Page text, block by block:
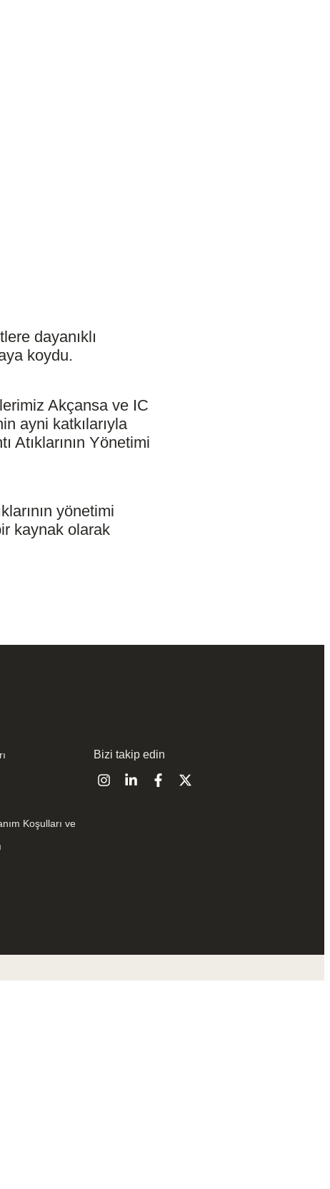
dayanıklı
koydu.
Akçansa ve IC
ayni katkılarıyla
Atıklarının Yönetimi
yönetimi
kaynak olarak
Koşulları ve
Bizi takip edin